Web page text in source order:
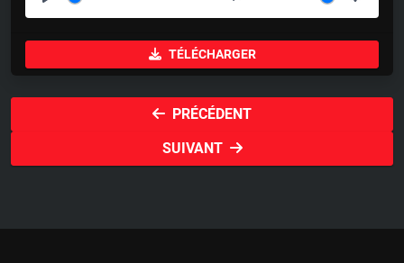
P
l
M
u
t
S
e
TÉLÉCHARGER
PRÉCÉDENT
SUIVANT